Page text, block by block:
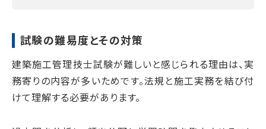
試験の難易度とその対策
建築施工管理技士試験が難しいと感じられる理由は、実
務寄りの内容が多いためです。法規と施工実務を結び付
けて理解する必要があります。